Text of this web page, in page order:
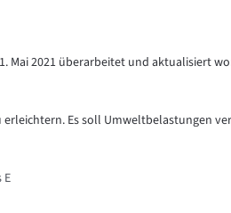
2021 überarbeitet und aktualisiert
Es soll Umweltbelastungen